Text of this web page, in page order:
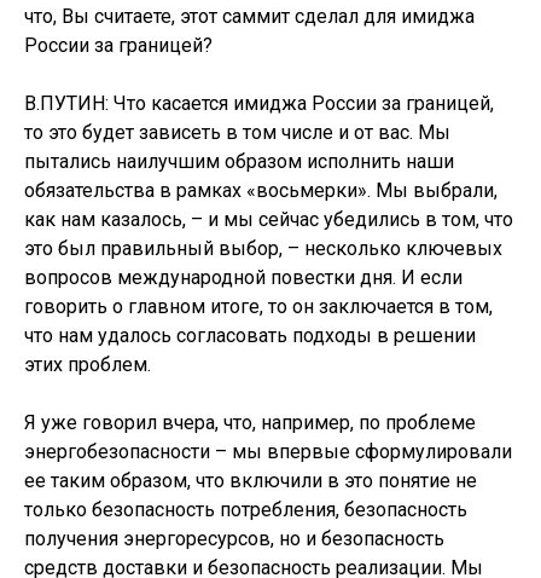
что, Вы считаете, этот саммит сделал для имиджа
России за границей?
В.ПУТИН: Что касается имиджа России за границей,
то это будет зависеть в том числе и от вас. Мы
пытались наилучшим образом исполнить наши
обязательства в рамках «восьмерки». Мы выбрали,
как нам казалось, – и мы сейчас убедились в том, что
это был правильный выбор, – несколько ключевых
вопросов международной повестки дня. И если
говорить о главном итоге, то он заключается в том,
что нам удалось согласовать подходы в решении
этих проблем.
Я уже говорил вчера, что, например, по проблеме
энергобезопасности – мы впервые сформулировали
ее таким образом, что включили в это понятие не
только безопасность потребления, безопасность
получения энергоресурсов, но и безопасность
средств доставки и безопасность реализации. Мы